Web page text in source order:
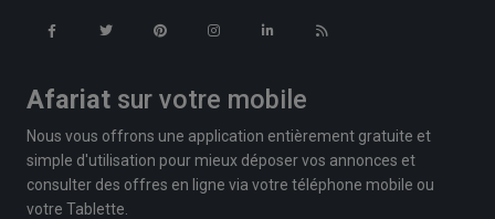
Afariat sur votre mobile
Nous vous offrons une application entièrement gratuite et
simple d'utilisation pour mieux déposer vos annonces et
consulter des offres en ligne via votre téléphone mobile ou
votre Tablette.